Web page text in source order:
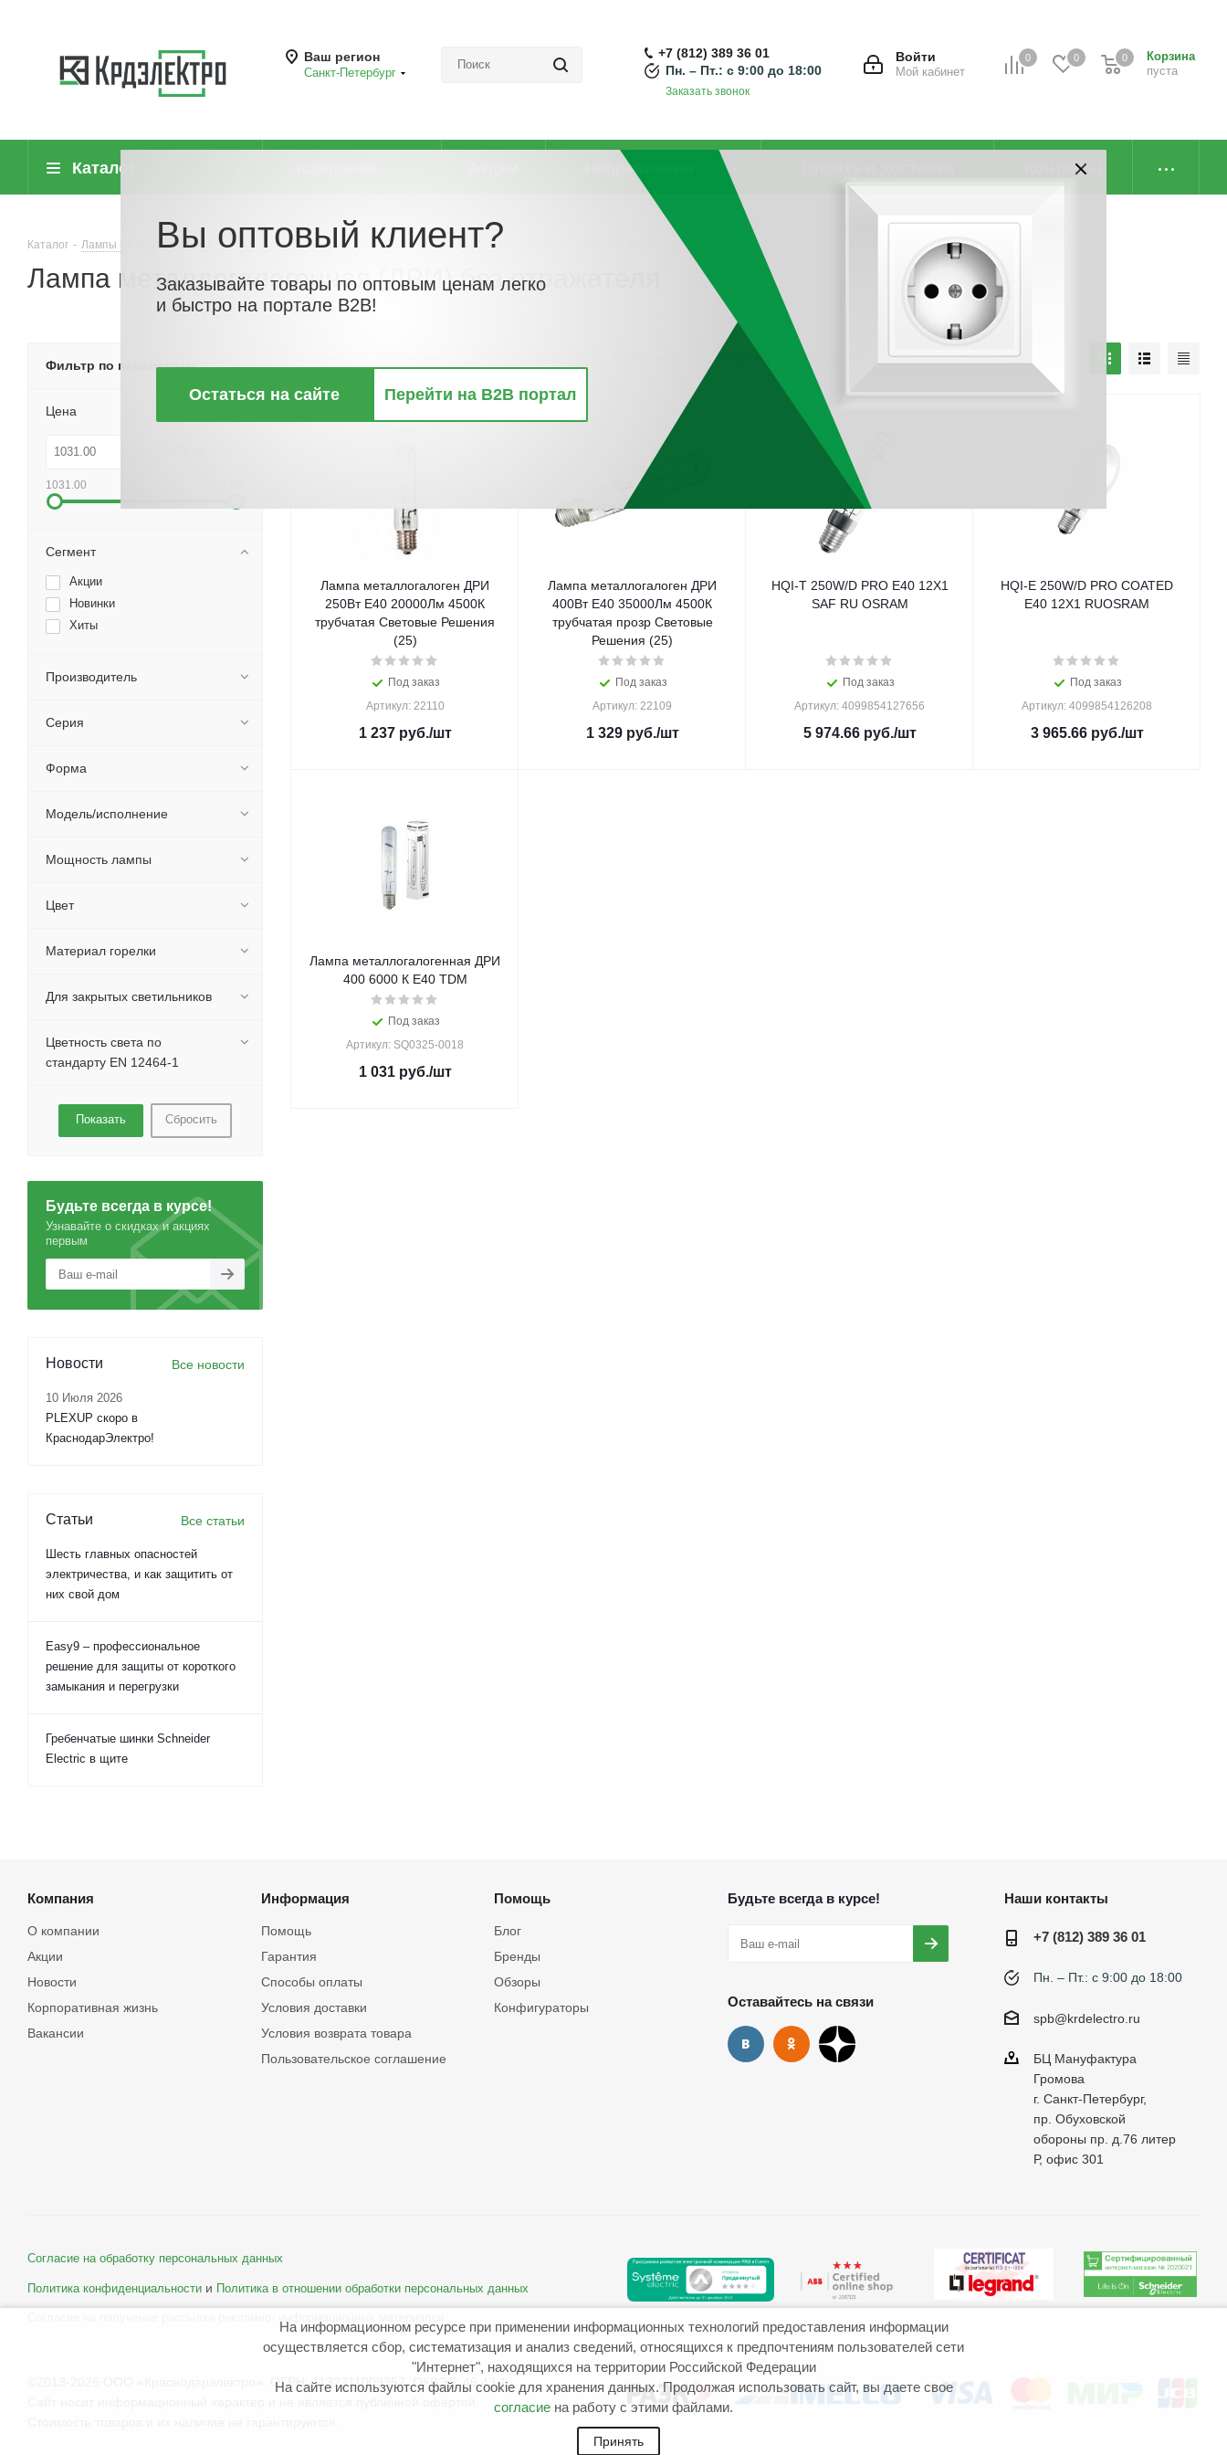
Ваш регион
Санкт-Петербург
0 0
Корзина
пуста
0
Войти
Мой кабинет
+7 (812) 389 36 01
Пн. – Пт.: с 9:00 до 18:00
Заказать звонок
Каталог Направления Контакты
Каталог - Лампы (источники света) - Лампы газоразрядные - Лампа металлогалогенная (ДРИ) без отражателя
Лампа металлогалогенная (ДРИ) без отражателя
По цене По наличию
Лампа металлогалоген ДРИ
250Вт Е40 20000Лм 4500К
трубчатая Световые Решения
(25)
Под заказ
Артикул: 22110
1 237руб./шт
Лампа металлогалоген ДРИ
400Вт Е40 35000Лм 4500К
трубчатая прозр Световые
Решения (25)
Под заказ
Артикул: 22109
1 329руб./шт
HQI-T 250W/D PRO E40 12X1
SAF RU OSRAM
Под заказ
Артикул: 4099854127656
5 974.66руб./шт
HQI-E 250W/D PRO COATED
E40 12X1 RUOSRAM
Под заказ
Артикул: 4099854126208
3 965.66руб./шт
Лампа металлогалогенная ДРИ
400 6000 К Е40 TDM
Под заказ
Артикул: SQ0325-0018
1 031руб./шт
Фильтр по параметрам
Цена
1031.00
Сегмент
Акции
Новинки
Хиты
Производитель
Серия
Форма
Модель/исполнение
Мощность лампы
Цвет
Материал горелки
Для закрытых светильников
Цветность света по
стандарту EN 12464-1
Сбросить
Будьте всегда в курсе!
Узнавайте о скидках и акциях
первым
Новости Все новости
10 Июля 2026
PLEXUP скоро в
КраснодарЭлектро!
Статьи Все статьи
Шесть главных опасностей
электричества, и как защитить от
них свой дом
Easy9 – профессиональное
решение для защиты от короткого
замыкания и перегрузки
Гребенчатые шинки Schneider
Electric в щите
Компания
О компании
Акции
Новости
Корпоративная жизнь
Вакансии
Информация
Помощь
Гарантия
Способы оплаты
Условия доставки
Условия возврата товара
Пользовательское соглашение
Помощь
Блог
Бренды
Обзоры
Конфигураторы
Будьте всегда в курсе!
Оставайтесь на связи
Наши контакты
+7 (812) 389 36 01
Пн. – Пт.: с 9:00 до 18:00
spb@krdelectro.ru
БЦ Мануфактура
Громова
г. Санкт-Петербург,
пр. Обуховской
обороны пр. д.76 литер
Р, офис 301
Согласие на обработку персональных данных
Политика конфиденциальности и Политика в отношении обработки персональных данных
©2013-2026 ООО «Краснодарэлектро» ОГРН: 1132311009357 ОКВЭД: 46.43.1
На информационном ресурсе при применении информационных технологий предоставления информации
осуществляется сбор, систематизация и анализ сведений, относящихся к предпочтениям пользователей сети
"Интернет", находящихся на территории Российской Федерации
На сайте используются файлы cookie для хранения данных. Продолжая использовать сайт, вы даете свое
согласие на работу с этими файлами.
Принять
Вы оптовый клиент?
Заказывайте товары по оптовым ценам легко
и быстро на портале B2B!
Остаться на сайте Перейти на B2B портал